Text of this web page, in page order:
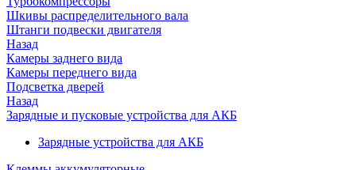
Шкивы распределительного вала
Штанги подвески двигателя
Назад
Камеры заднего вида
Камеры переднего вида
Подсветка дверей
Назад
Зарядные и пусковые устройства для АКБ
Зарядные устройства для АКБ